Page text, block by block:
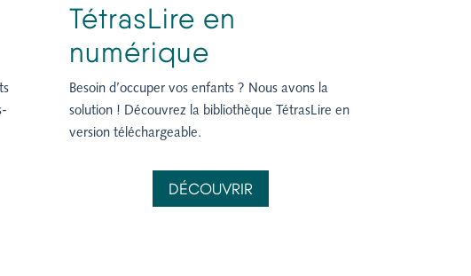
TétrasLire en
numérique
Besoin d’occuper vos enfants ? Nous avons la
solution ! Découvrez la bibliothèque TétrasLire en
version téléchargeable.
DÉCOUVRIR